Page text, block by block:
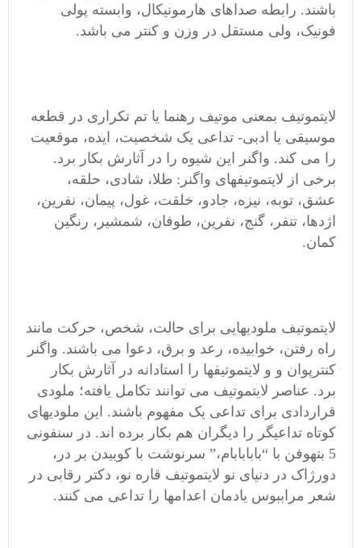
باشند. رابطه صداهای هارمونیکال، وابسته پولی
فونیک، ولی مستقل در وزن و کنتر می باشد.
لایتموتیف بمعنی موتیف رهنما یا تم تکراری در قطعه
موسیقی یا ادبی- تداعی یک شخصیت، ایده، موقعیت
را می کند. واگنر این شیوه را در آثارش بکار برد.
برخی از لایتموتیفهای واگنر: طلا، شادی، حلقه،
عشق، توبه، نیزه، جادو، خلقت، غول، پیمان، نفرین،
اژدها، تنفر، گنج، نفرین، طوفان، شمشیر، رنگین
کمان.
لایتموتیف ملودیهایی برای حالت، شخص، حرکت مانند
راه رفتن، خوابیده، رعد و برق، دعوا می باشند. واگنر
کنترپوان و و لایتموتیفها را استادانه در آثارش بکار
برد. عناصر لایتموتیف می توانند تکامل یافته؛ ملودی
قراردادی برای تداعی یک مفهوم باشند. این ملودیهای
کوتاه تداعیگر را دیگران هم بکار برده اند. در سنفونی
5 بتهوفن با “بابابابام،” سرنوشت با کوبیدن بر در،
دورژاک در دنیای نو لایتموتیف قاره نو، دکتر رقابی در
شعر مراببوس یادمان اعدامها را تداعی می کنند.